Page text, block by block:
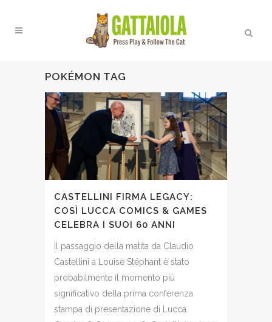
POKÉMON TAG
CASTELLINI FIRMA LEGACY:
COSÌ LUCCA COMICS & GAMES
CELEBRA I SUOI 60 ANNI
Il passaggio della matita da Claudio
Castellini a Louise Stéphant è stato
probabilmente il momento più
significativo della prima conferenza
stampa di presentazione di Lucca